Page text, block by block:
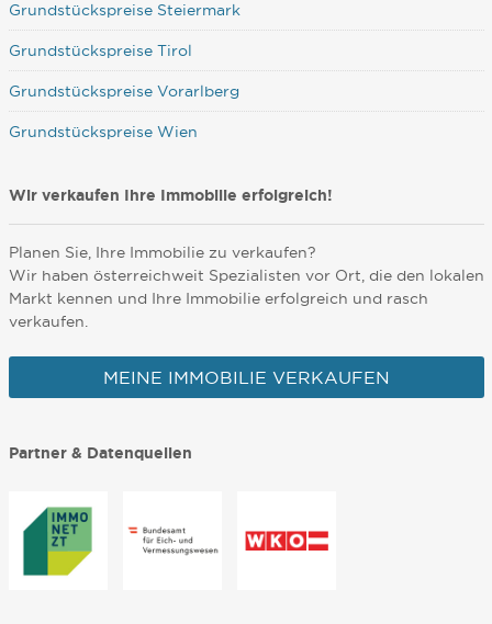
Grundstückspreise Steiermark
Grundstückspreise Tirol
Grundstückspreise Vorarlberg
Grundstückspreise Wien
Wir verkaufen Ihre Immobilie erfolgreich!
Planen Sie, Ihre Immobilie zu verkaufen?
Wir haben österreichweit Spezialisten vor Ort, die den lokalen
Markt kennen und Ihre Immobilie erfolgreich und rasch
verkaufen.
MEINE IMMOBILIE VERKAUFEN
Partner & Datenquellen